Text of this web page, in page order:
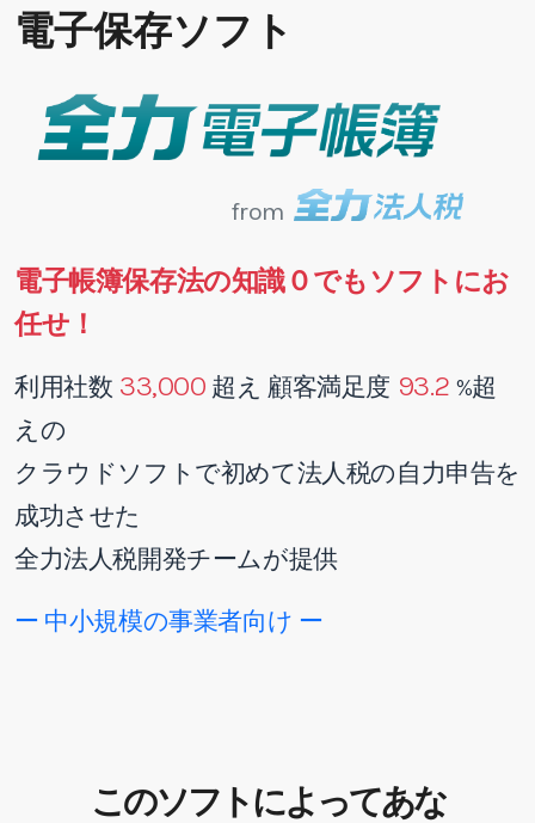
電子保存ソフト
from
電子帳簿保存法の知識０でもソフトにお
任せ！
利用社数 33,000 超え 顧客満足度 93.2 %超
えの
クラウドソフトで初めて法人税の自力申告を
成功させた
全力法人税開発チームが提供
ー 中小規模の事業者向け ー
このソフトによってあな